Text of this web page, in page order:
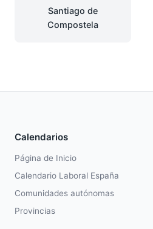
Santiago de
Compostela
Calendarios
Página de Inicio
Calendario Laboral España
Comunidades autónomas
Provincias